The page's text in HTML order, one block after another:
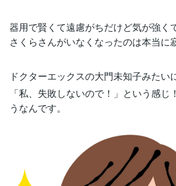
器用で賢くて遠慮がちだけど気が強く
さくらさんがいなくなったのは本当に
ドクターエックスの大門未知子みたい
「私、失敗しないので！」という感じ
うなんです。